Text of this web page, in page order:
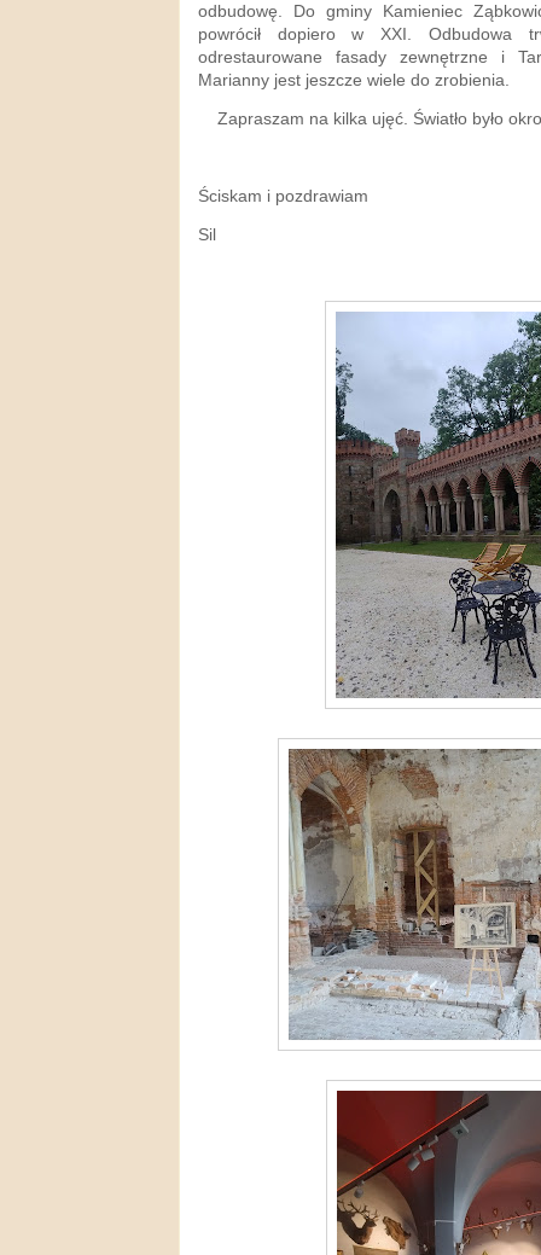
odbudowę. Do gminy Kamieniec
powrócił dopiero w XXI. Odbudowa
odrestaurowane fasady zewnętrzne i
Marianny jest jeszcze wiele do zrobienia.
Zapraszam na kilka ujęć. Światło było
Ściskam i pozdrawiam
Sil